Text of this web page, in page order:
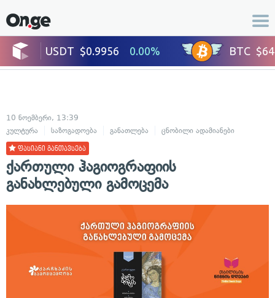
10 ნოემბერი, 13:39
კულტურა
საზოგადოება განათლება ცნობილი ადამიანები
ფასიანი განთავსება
ქართული ჰაგიოგრაფიის
განახლებული გამოცემა